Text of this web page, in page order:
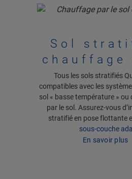
Sol
chauffage
Tous les sols stratifiés
compatibles avec les
sol « basse température » ou
par le sol. Assurez-vous
stratifié en pose flottante
sous-couche
En savoir plus